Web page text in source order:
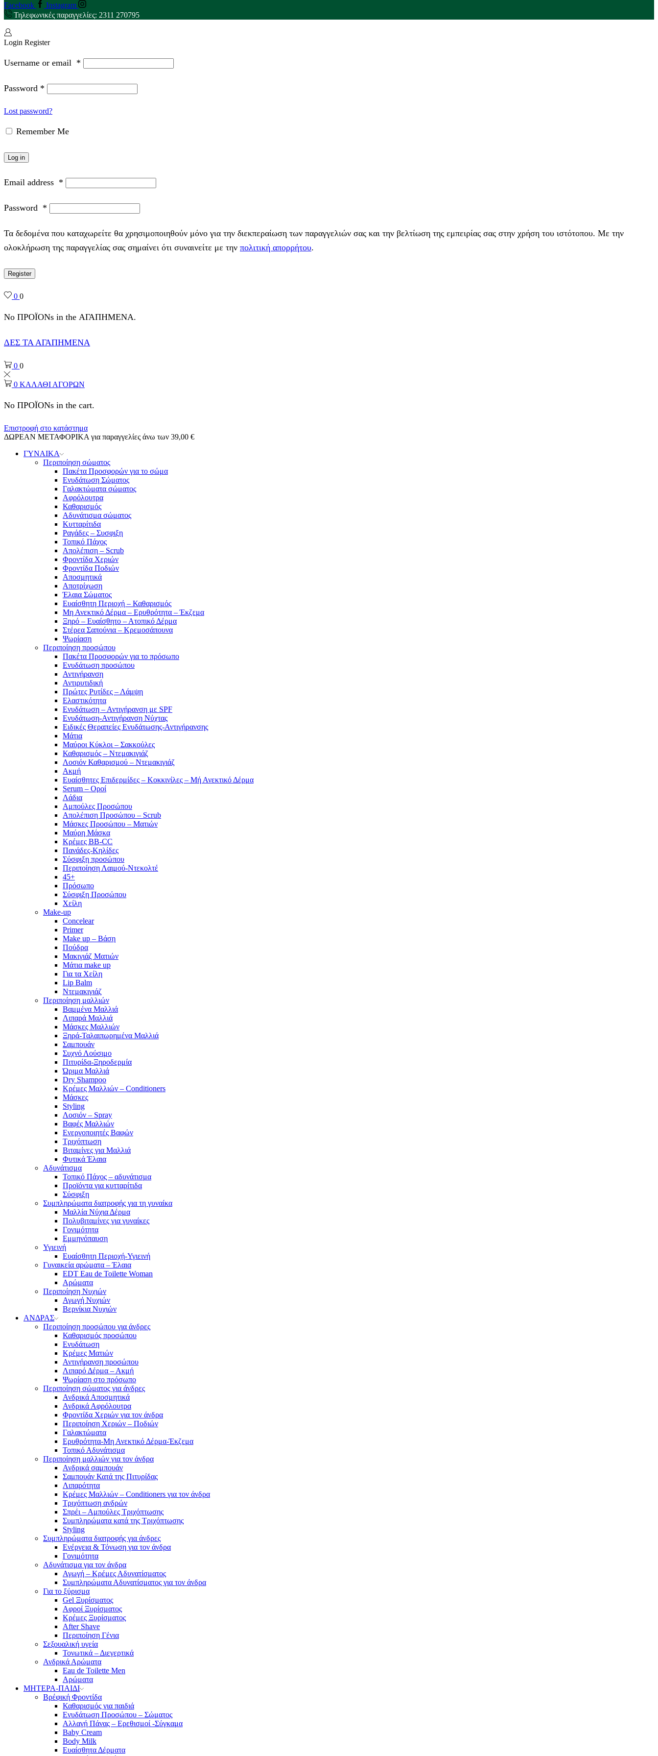
Facebook
Instagram
Τηλεφωνικές παραγγελίες: 2311 270795
Login Register
Username or email *
Password *
Lost password?
Remember Me
Log in
Email address *
Password *
Τα δεδομένα που καταχωρείτε θα χρησιμοποιηθούν μόνο για την διεκπεραίωση των παραγγελιών σας και την βελτίωση της εμπειρίας σας στην χρήση του ιστότοπου. Με την
ολοκλήρωση της παραγγελίας σας σημαίνει ότι συναινείτε με την πολιτική απορρήτου.
Register
0 0
No ΠΡΟΪΟΝs in the ΑΓΑΠΗΜΕΝΑ.
ΔΕΣ ΤΑ ΑΓΑΠΗΜΕΝΑ
0 0
0 ΚΑΛΑΘΙ ΑΓΟΡΩΝ
No ΠΡΟΪΟΝs in the cart.
Επιστροφή στο κατάστημα
ΔΩΡΕΑΝ ΜΕΤΑΦΟΡΙΚΑ για παραγγελίες άνω των 39,00 €
ΓΥΝΑΙΚΑ
Περιποίηση σώματος
Πακέτα Προσφορών για το σώμα
Ενυδάτωση Σώματος
Γαλακτώματα σώματος
Αφρόλουτρα
Καθαρισμός
Αδυνάτισμα σώματος
Κυτταρίτιδα
Ραγάδες – Συσφιξη
Τοπικό Πάχος
Απολέπιση – Scrub
Φροντίδα Χεριών
Φροντίδα Ποδιών
Αποσμητικά
Αποτρίχωση
Έλαια Σώματος
Ευαίσθητη Περιοχή – Καθαρισμός
Μη Ανεκτικό Δέρμα – Ερυθρότητα – Έκζεμα
Ξηρό – Ευαίσθητο – Ατοπικό Δέρμα
Στέρεα Σαπούνια – Κρεμοσάπουνα
Ψωρίαση
Περιποίηση προσώπου
Πακέτα Προσφορών για το πρόσωπο
Ενυδάτωση προσώπου
Αντιγήρανση
Αντιρυτιδική
Πρώτες Ρυτίδες – Λάμψη
Ελαστικότητα
Ενυδάτωση – Αντιγήρανση με SPF
Ενυδάτωση-Αντιγήρανση Νύχτας
Ειδικές Θεραπείες Ενυδάτωσης-Αντιγήρανσης
Μάτια
Μαύροι Κύκλοι – Σακκούλες
Καθαρισμός – Ντεμακιγιάζ
Λοσιόν Καθαρισμού – Ντεμακιγιάζ
Ακμή
Ευαίσθητες Επιδερμίδες – Κοκκινίλες – Μή Ανεκτικό Δέρμα
Serum – Οροί
Λάδια
Αμπούλες Προσώπου
Απολέπιση Προσώπου – Scrub
Μάσκες Προσώπου – Ματιών
Μαύρη Μάσκα
Κρέμες BB-CC
Πανάδες-Κηλίδες
Σύσφιξη προσώπου
Περιποίηση Λαιμού-Ντεκολτέ
45+
Πρόσωπο
Σύσφιξη Προσώπου
Χείλη
Make-up
Concelear
Primer
Make up – Βάση
Πούδρα
Μακιγιάζ Ματιών
Μάτια make up
Για τα Χείλη
Lip Balm
Ντεμακιγιάζ
Περιποίηση μαλλιών
Βαμμένα Μαλλιά
Λιπαρά Μαλλιά
Μάσκες Μαλλιών
Ξηρά-Ταλαιπωρημένα Μαλλιά
Σαμπουάν
Συχνό Λούσιμο
Πιτυρίδα-Ξηροδερμία
Ώριμα Μαλλιά
Dry Shampoo
Κρέμες Μαλλιών – Conditioners
Μάσκες
Styling
Λοσιόν – Spray
Βαφές Μαλλιών
Ενεργοποιητές Βαφών
Τριχόπτωση
Βιταμίνες για Μαλλιά
Φυτικά Έλαια
Αδυνάτισμα
Τοπικό Πάχος – αδυνάτισμα
Προϊόντα για κυτταρίτιδα
Σύσφιξη
Συμπληρώματα διατροφής για τη γυναίκα
Μαλλία Νύχια Δέρμα
Πολυβιταμίνες για γυναίκες
Γονιμότητα
Εμμηνόπαυση
Υγιεινή
Ευαίσθητη Περιοχή-Υγιεινή
Γυναικεία αρώματα – Έλαια
EDT Eau de Toilette Woman
Αρώματα
Περιποίηση Νυχιών
Αγωγή Νυχιών
Βερνίκια Νυχιών
ΑΝΔΡΑΣ
Περιποίηση προσώπου για άνδρες
Καθαρισμός προσώπου
Ενυδάτωση
Κρέμες Ματιών
Αντιγήρανση προσώπου
Λιπαρό Δέρμα – Ακμή
Ψωρίαση στο πρόσωπο
Περιποίηση σώματος για άνδρες
Ανδρικά Αποσμητικά
Ανδρικά Αφρόλουτρα
Φροντίδα Χεριών για τον άνδρα
Περιποίηση Χεριών – Ποδιών
Γαλακτώματα
Ερυθρότητα-Μη Ανεκτικό Δέρμα-Έκζεμα
Τοπικό Αδυνάτισμα
Περιποίηση μαλλιών για τον άνδρα
Ανδρικά σαμπουάν
Σαμπουάν Κατά της Πιτυρίδας
Λιπαρότητα
Κρέμες Μαλλιών – Conditioners για τον άνδρα
Τριχόπτωση ανδρών
Σπρέι – Αμπούλες Τριχόπτωσης
Συμπληρώματα κατά της Τριχόπτωσης
Styling
Συμπληρώματα διατροφής για άνδρες
Ενέργεια & Τόνωση για τον άνδρα
Γονιμότητα
Αδυνάτισμα για τον άνδρα
Αγωγή – Κρέμες Αδυνατίσματος
Συμπληρώματα Αδυνατίσματος για τον άνδρα
Για το ξύρισμα
Gel Ξυρίσματος
Αφροί Ξυρίσματος
Κρέμες Ξυρίσματος
After Shave
Περιποίηση Γένια
Σεξουαλική υγεία
Τονωτικά – Διεγερτικά
Ανδρικά Αρώματα
Eau de Toilette Men
Αρώματα
ΜΗΤΕΡΑ-ΠΑΙΔΙ
Βρέφική Φροντίδα
Καθαρισμός για παιδιά
Ενυδάτωση Προσώπου – Σώματος
Αλλαγή Πάνας – Ερεθισμοί -Σύγκαμα
Baby Cream
Body Milk
Ευαίσθητα Δέρματα